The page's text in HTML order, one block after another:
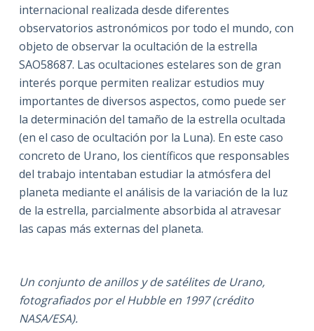
internacional realizada desde diferentes
observatorios astronómicos por todo el mundo, con
objeto de observar la ocultación de la estrella
SAO58687. Las ocultaciones estelares son de gran
interés porque permiten realizar estudios muy
importantes de diversos aspectos, como puede ser
la determinación del tamaño de la estrella ocultada
(en el caso de ocultación por la Luna). En este caso
concreto de Urano, los científicos que responsables
del trabajo intentaban estudiar la atmósfera del
planeta mediante el análisis de la variación de la luz
de la estrella, parcialmente absorbida al atravesar
las capas más externas del planeta.
Un conjunto de anillos y de satélites de Urano,
fotografiados por el Hubble en 1997 (crédito
NASA/ESA).